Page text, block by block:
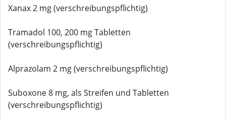
Xanax 2 mg (verschreibungspflichtig)
Tramadol 100, 200 mg Tabletten
(verschreibungspflichtig)
Alprazolam 2 mg (verschreibungspflichtig)
Suboxone 8 mg, als Streifen und Tabletten
(verschreibungspflichtig)